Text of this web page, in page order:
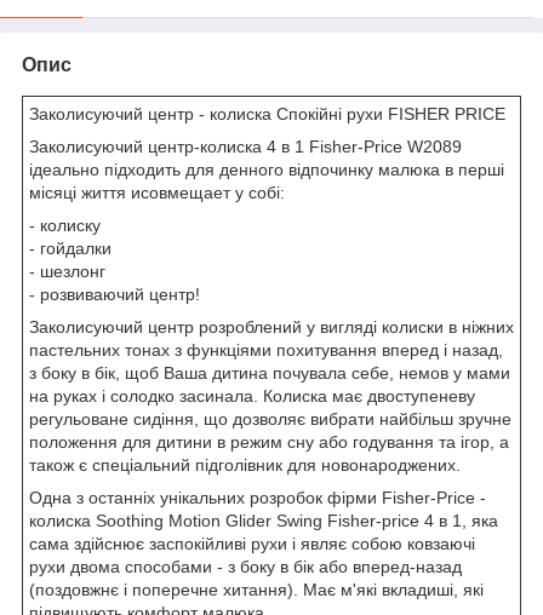
Опис
Заколисуючий центр - колиска Спокійні рухи FISHER PRICE
Заколисуючий центр-колиска 4 в 1 Fisher-Price W2089
ідеально підходить для денного відпочинку малюка в перші
місяці життя исовмещает у собі:
- колиску
- гойдалки
- шезлонг
- розвиваючий центр!
Заколисуючий центр розроблений у вигляді колиски в ніжних
пастельних тонах з функціями похитування вперед і назад,
з боку в бік, щоб Ваша дитина почувала себе, немов у мами
на руках і солодко засинала. Колиска має двоступеневу
регульоване сидіння, що дозволяє вибрати найбільш зручне
положення для дитини в режим сну або годування та ігор, а
також є спеціальний підголівник для новонароджених.
Одна з останніх унікальних розробок фірми Fisher-Price -
колиска Soothing Motion Glider Swing Fisher-price 4 в 1, яка
сама здійснює заспокійливі рухи і являє собою ковзаючі
рухи двома способами - з боку в бік або вперед-назад
(поздовжнє і поперечне хитання). Має м'які вкладиші, які